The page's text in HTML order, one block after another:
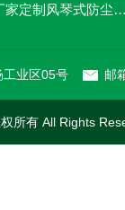
厂家定制风琴式
工业区05号 邮
所有 All Rights